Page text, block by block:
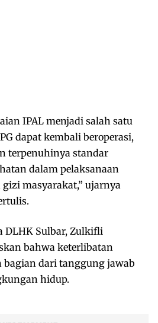
IPAL menjadi salah satu
dapat kembali beroperasi,
terpenuhinya standar
dalam pelaksanaan
masyarakat,” ujarnya
DLHK Sulbar, Zulkifli
bahwa keterlibatan
dari tanggung jawab
hidup.